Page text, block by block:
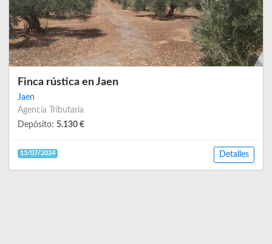
Finca rústica en Jaen
Jaen
Agencia Tributaria
Depósito: 5.130 €
15/07/2024 Detalles